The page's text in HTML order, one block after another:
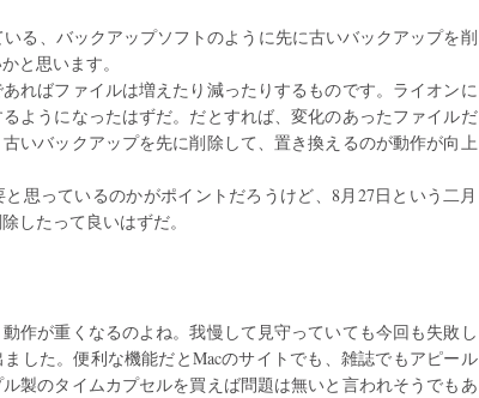
る、バックアップソフトのように先に古いバックアップを削
と思います。
ればファイルは増えたり減ったりするものです。ライオンに
ようになったはずだ。だとすれば、変化のあったファイルだ
いバックアップを先に削除して、置き換えるのが動作が向上
思っているのかがポイントだろうけど、8月27日という二月
したって良いはずだ。
作が重くなるのよね。我慢して見守っていても今回も失敗し
した。便利な機能だとMacのサイトでも、雑誌でもアピール
製のタイムカプセルを買えば問題は無いと言われそうでもあ